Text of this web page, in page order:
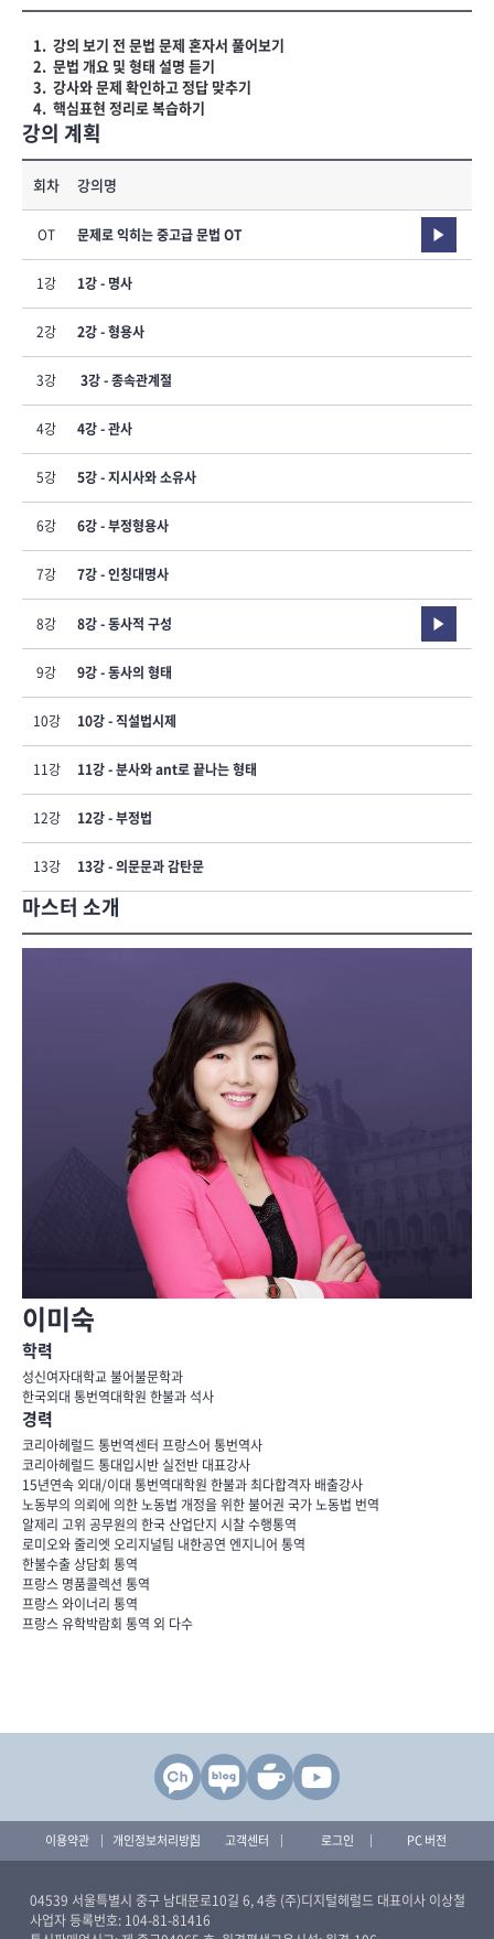
강의 보기 전 문법 문제 혼자서 풀어보기
문법 개요 및 형태 설명 듣기
강사와 문제 확인하고 정답 맞추기
핵심표현 정리로 복습하기
강의 계획
회차 강의명
OT 문제로 익히는 중고급 문법 OT
1강 1강 - 명사
2강 2강 - 형용사
3강 3강 - 종속관계절
4강 4강 - 관사
5강 5강 - 지시사와 소유사
6강 6강 - 부정형용사
7강 7강 - 인칭대명사
8강 8강 - 동사적 구성
9강 9강 - 동사의 형태
10강 10강 - 직설법시제
11강 11강 - 분사와 ant로 끝나는 형태
12강 12강 - 부정법
13강 13강 - 의문문과 감탄문
마스터 소개
이미숙
학력
성신여자대학교 불어불문학과
한국외대 통번역대학원 한불과 석사
경력
코리아헤럴드 통번역센터 프랑스어 통번역사
코리아헤럴드 통대입시반 실전반 대표강사
15년연속 외대/이대 통번역대학원 한불과 최다합격자 배출강사
노동부의 의뢰에 의한 노동법 개정을 위한 불어권 국가 노동법 번역
알제리 고위 공무원의 한국 산업단지 시찰 수행통역
로미오와 줄리엣 오리지널팀 내한공연 엔지니어 통역
한불수출 상담회 통역
프랑스 명품콜렉션 통역
프랑스 와이너리 통역
프랑스 유학박람회 통역 외 다수
이용약관 개인정보처리방침 고객센터 로그인 PC 버전
04539 서울특별시 중구 남대문로10길 6, 4층 (주)디지털헤럴드 대표이사 이상철
사업자 등록번호: 104-81-81416